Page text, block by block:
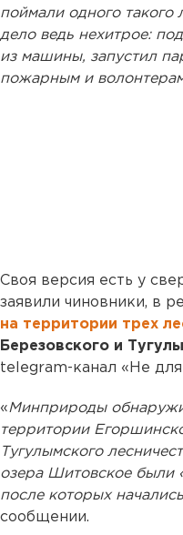
поймали одного такого
дело ведь нехитрое:
из машины, запустил
пожарным и
Своя версия есть у
заявили чиновники, в
на территории трех
Березовского и
telegram-канал «Не для
«Минприроды
территории
Тугулымского
озера Шитовское были
после которых
сообщении.